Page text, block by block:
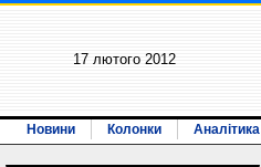
17 лютого 2012
Новини Колонки Аналітика